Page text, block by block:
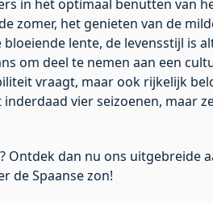
in het optimaal benutten van
zomer, het genieten van de
lente, de levensstijl is
om deel te nemen aan een
vraagt, maar ook rijkelijk
vier seizoenen, maar
Ontdek dan nu ons uitgebreide
de Spaanse zon!